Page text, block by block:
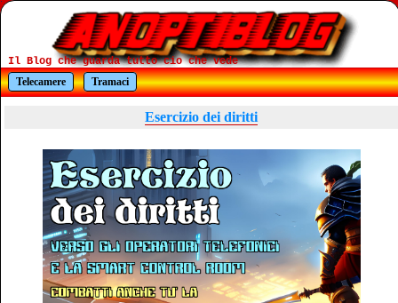
Il Blog che guarda tutto cio che vede
Telecamere
Tramaci
Esercizio dei diritti